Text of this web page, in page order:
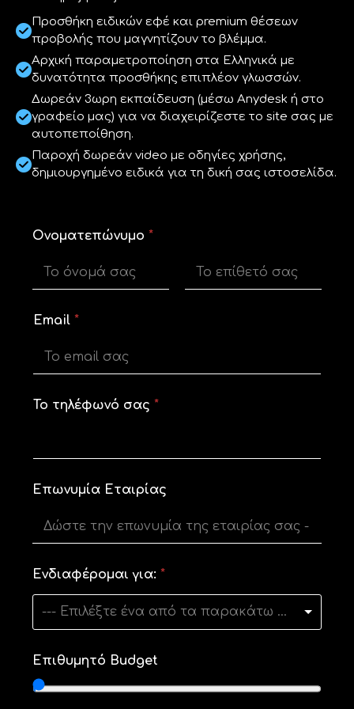
Προσθήκη ειδικών εφέ και premium θέσεων
προβολής που μαγνητίζουν το βλέμμα.
Αρχική παραμετροποίηση στα Ελληνικά με
δυνατότητα προσθήκης επιπλέον γλωσσών.
Δωρεάν 3ωρη εκπαίδευση (μέσω Anydesk ή στο
γραφείο μας) για να διαχειρίζεστε το site σας με
αυτοπεποίθηση.
Παροχή δωρεάν video με οδηγίες χρήσης,
δημιουργημένο ειδικά για τη δική σας ιστοσελίδα.
Ονοματεπώνυμο *
Email *
Το τηλέφωνό σας *
Επωνυμία Εταιρίας
η
λ
ν
ό
*
Ενδιαφέρομαι για: *
--- Επιλέξτε ένα από τα παρακάτω ---
Επιθυμητό Budget